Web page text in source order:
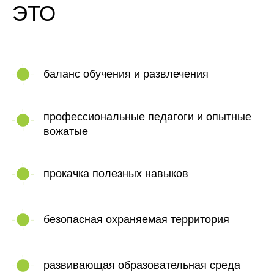
ЭТО
баланс обучения и развлечения
профессиональные педагоги и опытные
вожатые
прокачка полезных навыков
безопасная охраняемая территория
развивающая образовательная среда